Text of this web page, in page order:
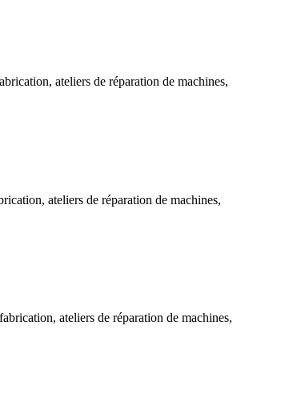
ateliers de réparation de machines,
ateliers de réparation de machines,
ateliers de réparation de machines,